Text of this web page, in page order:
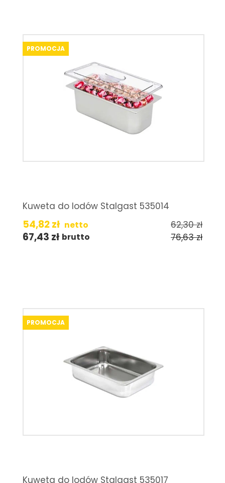
PROMOCJA
Kuweta do lodów Stalgast 535014
54,82zł netto 62,30zł
67,43 zł brutto 76,63zł
PROMOCJA
Kuweta do lodów Stalgast 535017